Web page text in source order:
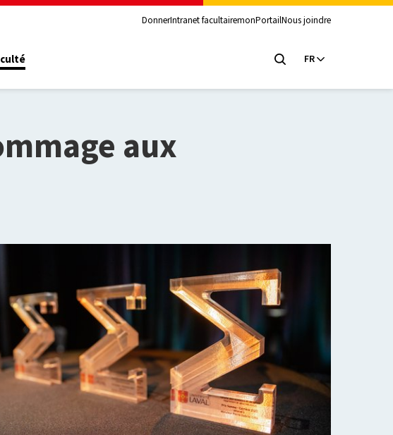
DonnerIntranet facultairemonPortailNous joindre
FR
aux